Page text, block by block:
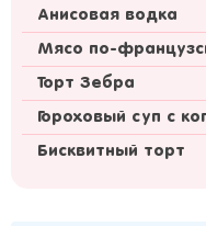
Анисовая водка
Мясо по-
Торт Зебра
Гороховый суп с
Бисквитный торт